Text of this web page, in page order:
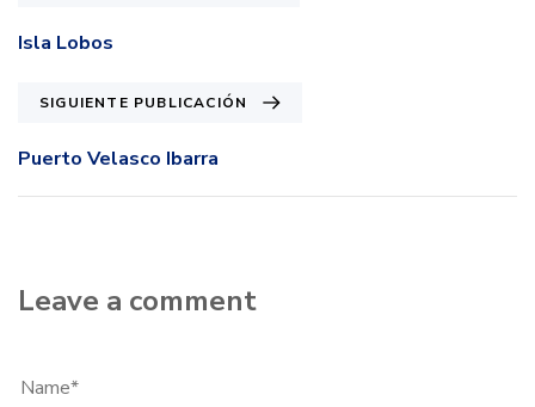
Isla Lobos
SIGUIENTE PUBLICACIÓN
Puerto Velasco Ibarra
Leave a comment